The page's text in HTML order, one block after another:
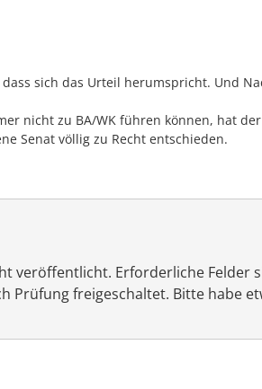
sich das Urteil herumspricht. Und
nicht zu BA/WK führen können, hat
Senat völlig zu Recht entschieden.
veröffentlicht. Erforderliche Felder
Prüfung freigeschaltet. Bitte habe